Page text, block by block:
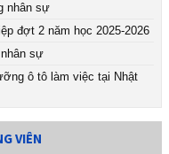
nhân sự
đợt 2 năm học 2025-2026
sự
ô tô làm việc tại Nhật
VIÊN